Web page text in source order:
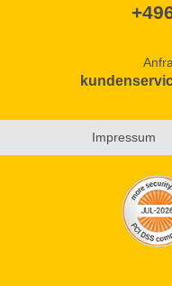
Impressum